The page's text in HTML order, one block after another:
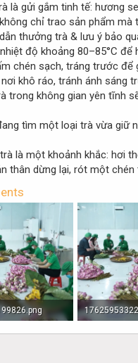
là gửi gắm tinh tế: hương
chỉ trao sản phẩm
thưởng trà & lưu ý bảo
độ khoảng 80–85°C
chén sạch, tráng trước để
khô ráo, tránh ánh sáng
trong không gian yên tĩnh
tìm một loại trà vừa giữ
là một khoảnh khắc: hơi
thân dừng lại, rót một
xem: 67 2.2 MB · Lượt